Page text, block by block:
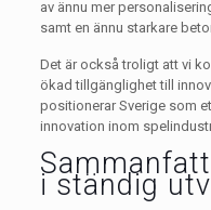
av ännu mer
samt en ännu starkare
Det är också troligt att vi
ökad tillgänglighet till
positionerar Sverige som
innovation inom
i ständig